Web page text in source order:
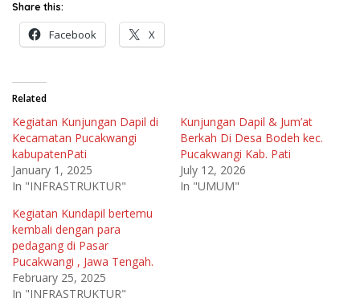
Share this:
Facebook X
Related
Kegiatan Kunjungan Dapil di
Kecamatan Pucakwangi
kabupatenPati
January 1, 2025
In "INFRASTRUKTUR"
Kunjungan Dapil & Jum’at
Berkah Di Desa Bodeh kec.
Pucakwangi Kab. Pati
July 12, 2026
In "UMUM"
Kegiatan Kundapil bertemu
kembali dengan para
pedagang di Pasar
Pucakwangi , Jawa Tengah.
February 25, 2025
In "INFRASTRUKTUR"